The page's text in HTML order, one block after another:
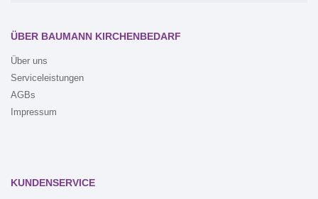
ÜBER BAUMANN KIRCHENBEDARF
Über uns
Serviceleistungen
AGBs
Impressum
KUNDENSERVICE